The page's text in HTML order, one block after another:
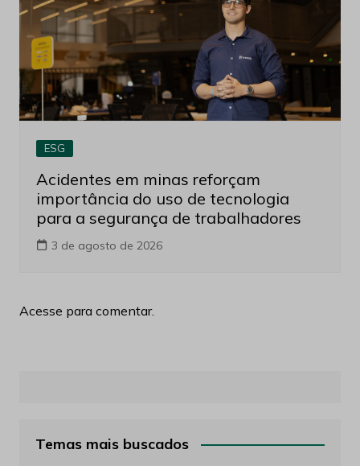
ESG
Acidentes em minas reforçam
importância do uso de tecnologia
para a segurança de trabalhadores
3 de agosto de 2026
Acesse para comentar.
Temas mais buscados